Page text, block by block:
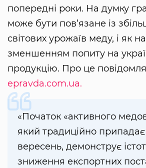
попередні роки. На думку
може бути пов’язане із
світових урожаїв меду, і як
зменшенням попиту на
продукцію. Про це
epravda.com.ua.
«Початок «активного
який традиційно
вересень, демонструє
зниження експортних